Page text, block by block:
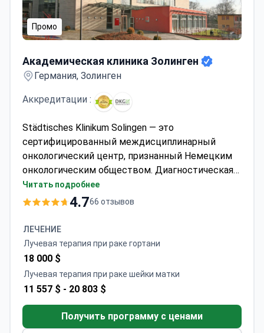
Промо
Академическая клиника Золинген
Германия, Золинген
Аккредитации :
Städtisches Klinikum Solingen — это
сертифицированный междисциплинарный
онкологический центр, признанный Немецким
онкологическим обществом. Диагностическая
консультация по поводу лимфомы обычно
стоит около 1200 евро. Эта цена включает
исследование и анамнестическую
консультацию. Пакет включает проверку
консилиумом (Tumor Board), где специалисты
обсуждают случай. Доктор Виола Фокс
руководит этими обследованиями, имея более
чем 20-летний опыт работы. Она является
членом Американской ассоциации
исследований рака и специализируется на
Читать подробнее
4.766 отзывов
ЛЕЧЕНИЕ
Лучевая терапия при раке гортани
18 000 $
Лучевая терапия при раке шейки матки
11 557 $ - 20 803 $
Получить программу с ценами